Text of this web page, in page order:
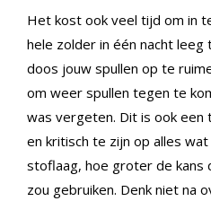
Het kost ook veel tijd om in
hele zolder in één nacht
doos jouw spullen op te
om weer spullen tegen te
was vergeten. Dit is ook een
en kritisch te zijn op alles
stoflaag, hoe groter de kans
zou gebruiken. Denk niet na